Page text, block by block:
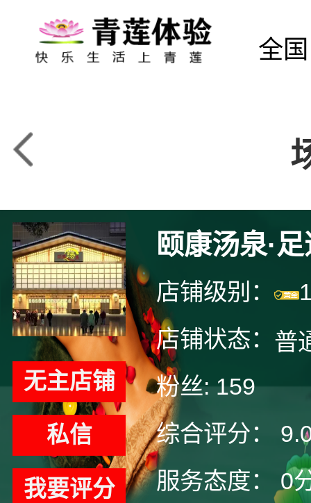
全国
无主店铺
私信
我要评分
颐康汤泉·
店铺级别：
店铺状态： 普
粉丝: 159
综合评分：
服务态度：
0